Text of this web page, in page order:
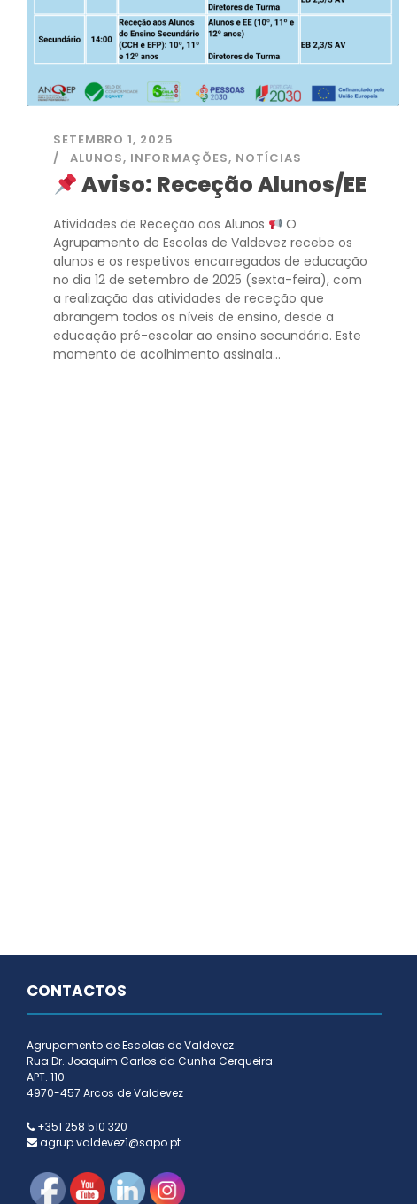
SETEMBRO 1, 2025
ALUNOS, INFORMAÇÕES, NOTÍCIAS
Aviso: Receção Alunos/EE
Atividades de Receção aos Alunos
O
Agrupamento de Escolas de Valdevez recebe os
alunos e os respetivos encarregados de educação
no dia 12 de setembro de 2025 (sexta-feira), com
a realização das atividades de receção que
abrangem todos os níveis de ensino, desde a
educação pré-escolar ao ensino secundário. Este
momento de acolhimento assinala...
CONTACTOS
Agrupamento de Escolas de Valdevez
Rua Dr. Joaquim Carlos da Cunha Cerqueira
APT. 110
4970-457 Arcos de Valdevez
+351 258 510 320
agrup.valdevez1@sapo.pt